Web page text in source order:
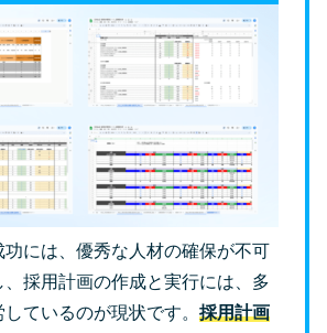
には、優秀な人材の確保が不可
、採用計画の作成と実行には、多
ているのが現状です。 採用計画